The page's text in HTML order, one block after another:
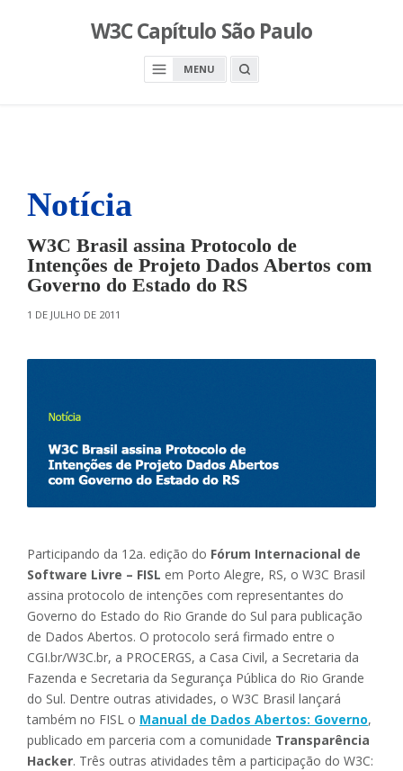
W3C Capítulo São Paulo
MENU
O
Notícia
W3C Brasil assina Protocolo de
Intenções de Projeto Dados Abertos com
Governo do Estado do RS
O1 DE JULHO DE 2011
Participando da 12a. edição do Fórum Internacional de
Software Livre – FISL em Porto Alegre, RS, o W3C Brasil
assina protocolo de intenções com representantes do
Governo do Estado do Rio Grande do Sul para publicação
de Dados Abertos. O protocolo será firmado entre o
CGI.br/W3C.br, a PROCERGS, a Casa Civil, a Secretaria da
Fazenda e Secretaria da Segurança Pública do Rio Grande
do Sul. Dentre outras atividades, o W3C Brasil lançará
também no FISL o Manual de Dados Abertos: Governo,
publicado em parceria com a comunidade Transparência
Hacker. Três outras atividades têm a participação do W3C: